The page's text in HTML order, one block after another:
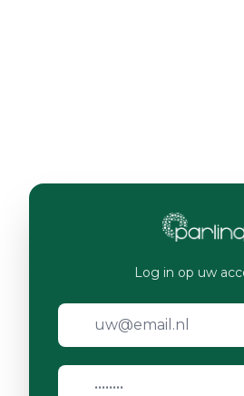
Log in op uw